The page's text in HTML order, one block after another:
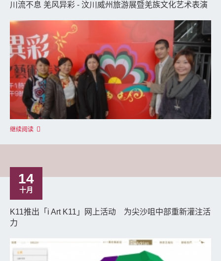
川流不息 羌风异彩 - 汶川威州旅游展暨羌族文化艺术表演
继续阅读
14
十月
K11推出「i Art K11」网上活动 为尖沙咀中部重新灌注活
力